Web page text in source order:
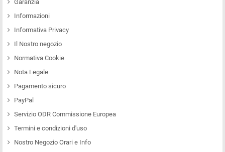
Garanzia
Informazioni
Informativa Privacy
Il Nostro negozio
Normativa Cookie
Nota Legale
Pagamento sicuro
PayPal
Servizio ODR Commissione Europea
Termini e condizioni d'uso
Nostro Negozio Orari e Info